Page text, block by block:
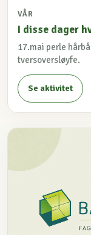
VÅR
I disse dager
17.mai perle
tversoversløyfe.
Se aktivitet